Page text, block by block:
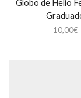
Globo de Helio
10,00€